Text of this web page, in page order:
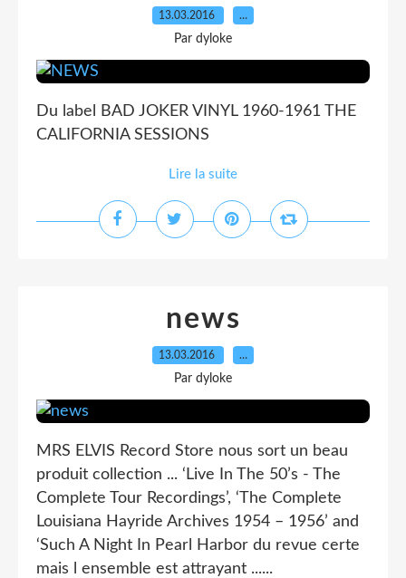
13.03.2016 …
Par dyloke
Du label BAD JOKER VINYL 1960-1961 THE
CALIFORNIA SESSIONS
Lire la suite
news
13.03.2016 …
Par dyloke
MRS ELVIS Record Store nous sort un beau
produit collection ... ‘Live In The 50’s - The
Complete Tour Recordings’, ‘The Complete
Louisiana Hayride Archives 1954 – 1956’ and
‘Such A Night In Pearl Harbor du revue certe
mais l ensemble est attrayant ......